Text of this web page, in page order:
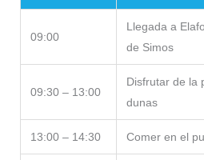
09:00
Llegada a
de Simos
09:30 – 13:00
Disfrutar de la
dunas
13:00 – 14:30 Comer en el